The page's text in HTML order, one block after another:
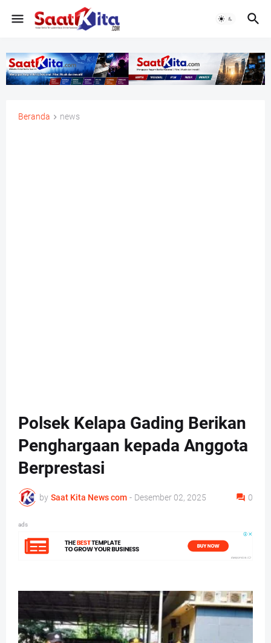
Beranda news
Polsek Kelapa Gading Berikan
Penghargaan kepada Anggota
Berprestasi
by Saat Kita News com - Desember 02, 2025 0
ads